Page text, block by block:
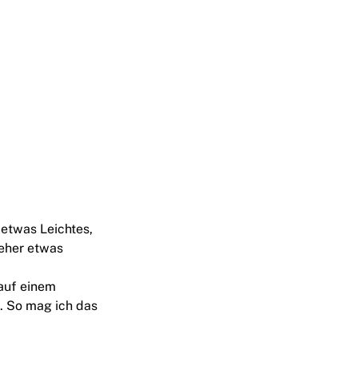
Leichtes,
etwas
einem
So mag ich das